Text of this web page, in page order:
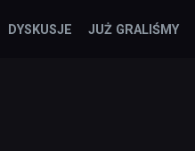
DYSKUSJE JUŻ GRALIŚMY